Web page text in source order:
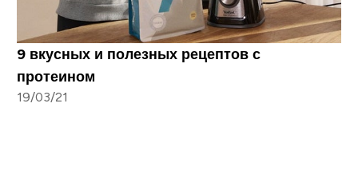
9 вкусных и полезных рецептов с
протеином
19/03/21